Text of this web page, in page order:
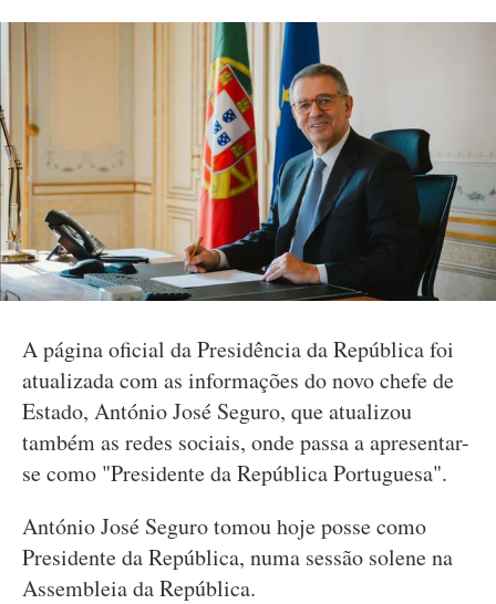
A página oficial da Presidência da República foi
atualizada com as informações do novo chefe de
Estado, António José Seguro, que atualizou
também as redes sociais, onde passa a apresentar-
se como "Presidente da República Portuguesa".
António José Seguro tomou hoje posse como
Presidente da República, numa sessão solene na
Assembleia da República.